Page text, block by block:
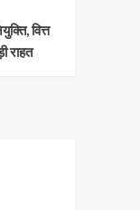
वित्त
राहत